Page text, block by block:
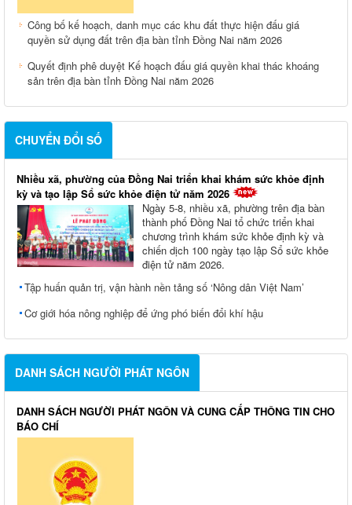
Công bố kế hoạch, danh mục các khu đất thực hiện đấu giá
quyền sử dụng đất trên địa bàn tỉnh Đồng Nai năm 2026
Quyết định phê duyệt Kế hoạch đấu giá quyền khai thác khoáng
sản trên địa bàn tỉnh Đồng Nai năm 2026
CHUYỂN ĐỔI SỐ
Nhiều xã, phường của Đồng Nai triển khai khám sức khỏe định
kỳ và tạo lập Sổ sức khỏe điện tử năm 2026
Ngày 5-8, nhiều xã, phường trên địa bàn
thành phố Đồng Nai tổ chức triển khai
chương trình khám sức khỏe định kỳ và
chiến dịch 100 ngày tạo lập Sổ sức khỏe
điện tử năm 2026.
Tập huấn quản trị, vận hành nền tảng số ‘Nông dân Việt Nam’
Cơ giới hóa nông nghiệp để ứng phó biến đổi khí hậu
DANH SÁCH NGƯỜI PHÁT NGÔN
DANH SÁCH NGƯỜI PHÁT NGÔN VÀ CUNG CẤP THÔNG TIN CHO
BÁO CHÍ